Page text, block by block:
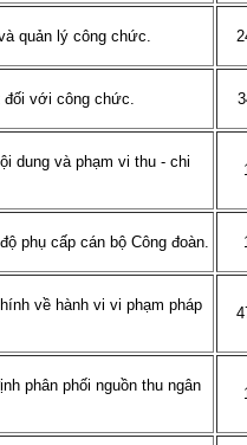
quản lý công chức.
đối với công chức.
dung và phạm vi thu - chi
phụ cấp cán bộ Công đoàn.
về hành vi vi phạm pháp
phân phối nguồn thu ngân